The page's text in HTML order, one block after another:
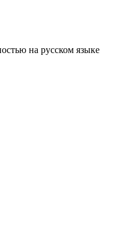
на русском языке